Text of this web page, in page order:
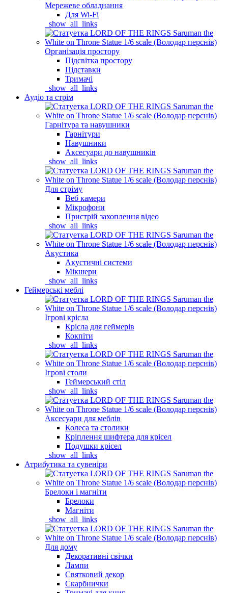
Мережеве обладнання
Для Wi-Fi
_show_all_links
Організація простору
Підсвітка простору
Підставки
Тримачі
_show_all_links
Аудіо та стрім
Гарнітура та навушники
Гарнітури
Навушники
Аксесуари до навушників
_show_all_links
Для стріму
Веб камери
Мікрофони
Пристрій захоплення відео
_show_all_links
Акустика
Акустичні системи
Мікшери
_show_all_links
Геймерські меблі
Ігрові крісла
Крісла для геймерів
Кокпіти
_show_all_links
Ігрові столи
Геймерський стіл
_show_all_links
Аксесуари для меблів
Колеса та столики
Кріплення шифтера для крісел
Подушки крісел
_show_all_links
Атрибутика та сувеніри
Брелоки і магніти
Брелоки
Магніти
_show_all_links
Для дому
Декоративні свічки
Лампи
Святковий декор
Скарбнички